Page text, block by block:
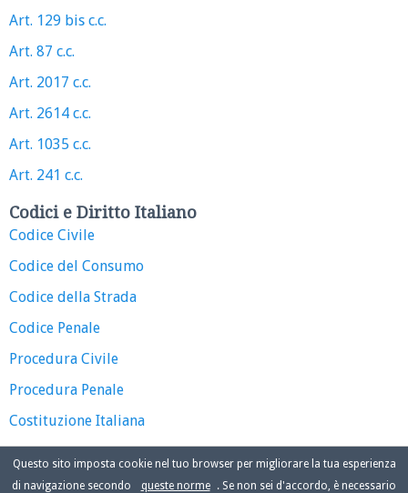
Art. 129 bis c.c.
Art. 87 c.c.
Art. 2017 c.c.
Art. 2614 c.c.
Art. 1035 c.c.
Art. 241 c.c.
Codici e Diritto Italiano
Codice Civile
Codice del Consumo
Codice della Strada
Codice Penale
Procedura Civile
Procedura Penale
Costituzione Italiana
Questo sito imposta cookie nel tuo browser per migliorare la tua esperienza
di navigazione secondo
queste norme . Se non sei d'accordo, è necessario